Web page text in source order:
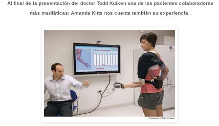
Al final de la presentación del doctor Todd Kuiken una de las pacientes colaboradoras
más mediáticas: Amanda Kitts nos cuenta también su experiencia.